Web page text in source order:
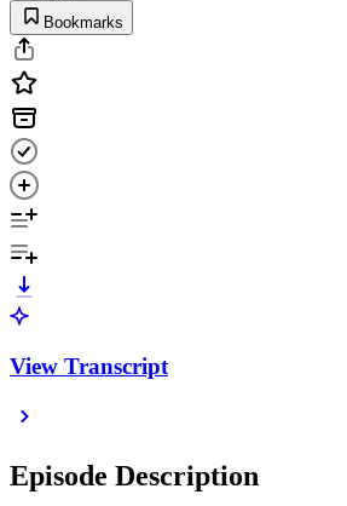
Bookmarks
View Transcript
Episode Description